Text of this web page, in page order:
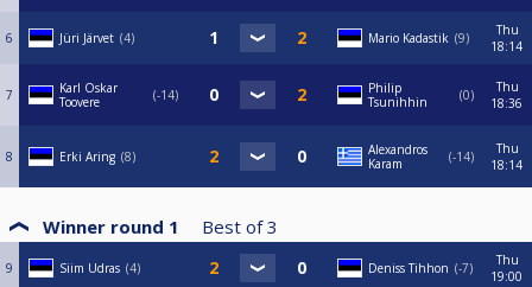
6 Jüri Järvet 4 Mario Kadastik 9
Thu
18:14
7
Karl Oskar
Toovere
-14
Philip
Tsunihhin
0
Thu
18:36
8 Erki Aring 8
Alexandros
Karam
-14
Thu
18:14
Winner round 1 Best of 3
9 Siim Udras 4 Deniss Tihhon -7
Thu
19:00